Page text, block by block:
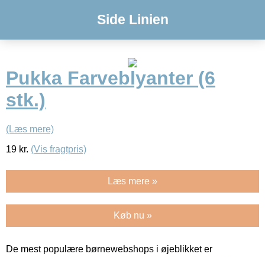
Side Linien
Pukka Farveblyanter (6
stk.)
(Læs mere)
19 kr. (Vis fragtpris)
Læs mere »
Køb nu »
De mest populære børnewebshops i øjeblikket er